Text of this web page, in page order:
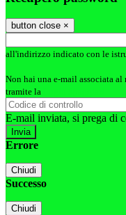
button close ×
all'indirizzo indicato con le
Non hai una e-mail associata
tramite la
E-mail inviata, si prega di
Errore
Chiudi
Successo
Chiudi